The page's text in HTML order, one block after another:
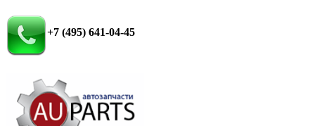
+7 (495) 641-04-45